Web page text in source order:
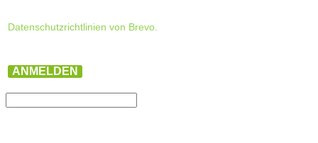
Datenschutzrichtlinien von Brevo.
ANMELDEN